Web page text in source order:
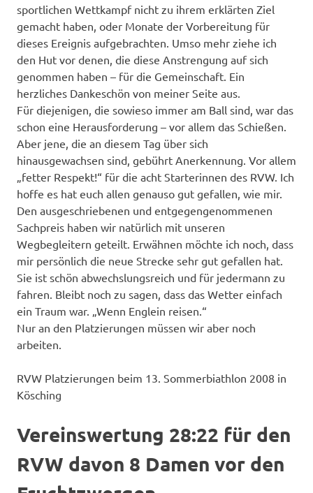
sportlichen Wettkampf nicht zu ihrem erklärten Ziel
gemacht haben, oder Monate der Vorbereitung für
dieses Ereignis aufgebrachten. Umso mehr ziehe ich
den Hut vor denen, die diese Anstrengung auf sich
genommen haben – für die Gemeinschaft. Ein
herzliches Dankeschön von meiner Seite aus.
Für diejenigen, die sowieso immer am Ball sind, war das
schon eine Herausforderung – vor allem das Schießen.
Aber jene, die an diesem Tag über sich
hinausgewachsen sind, gebührt Anerkennung. Vor allem
„fetter Respekt!“ für die acht Starterinnen des RVW. Ich
hoffe es hat euch allen genauso gut gefallen, wie mir.
Den ausgeschriebenen und entgegengenommenen
Sachpreis haben wir natürlich mit unseren
Wegbegleitern geteilt. Erwähnen möchte ich noch, dass
mir persönlich die neue Strecke sehr gut gefallen hat.
Sie ist schön abwechslungsreich und für jedermann zu
fahren. Bleibt noch zu sagen, dass das Wetter einfach
ein Traum war. „Wenn Englein reisen.“
Nur an den Platzierungen müssen wir aber noch
arbeiten.
RVW Platzierungen beim 13. Sommerbiathlon 2008 in
Kösching
Vereinswertung 28:22 für den
RVW davon 8 Damen vor den